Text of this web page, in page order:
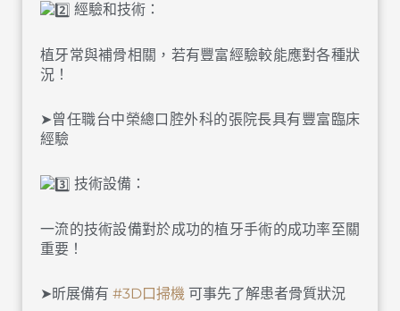
經驗和技術：
植牙常與補骨相關，若有豐富經驗較能應對各種狀
況！
➤曾任職台中榮總口腔外科的張院長具有豐富臨床
經驗
技術設備：
一流的技術設備對於成功的植牙手術的成功率至關
重要！
➤昕展備有 #3D口掃機 可事先了解患者骨質狀況